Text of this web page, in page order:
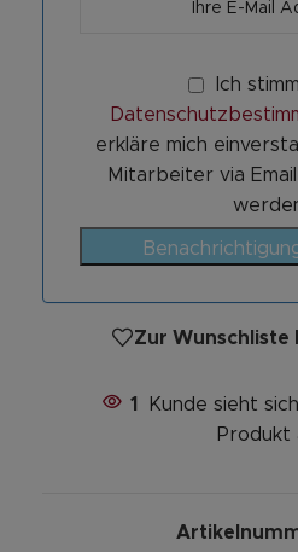
Ich
erkläre mich
Mitarbeiter via
Zur Wunschliste
1
Kunde sieht
Produkt